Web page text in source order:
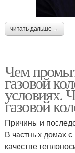
читать дальше →
Чем
газовой
условиях.
газовой
Причины и
В частных домах
качестве